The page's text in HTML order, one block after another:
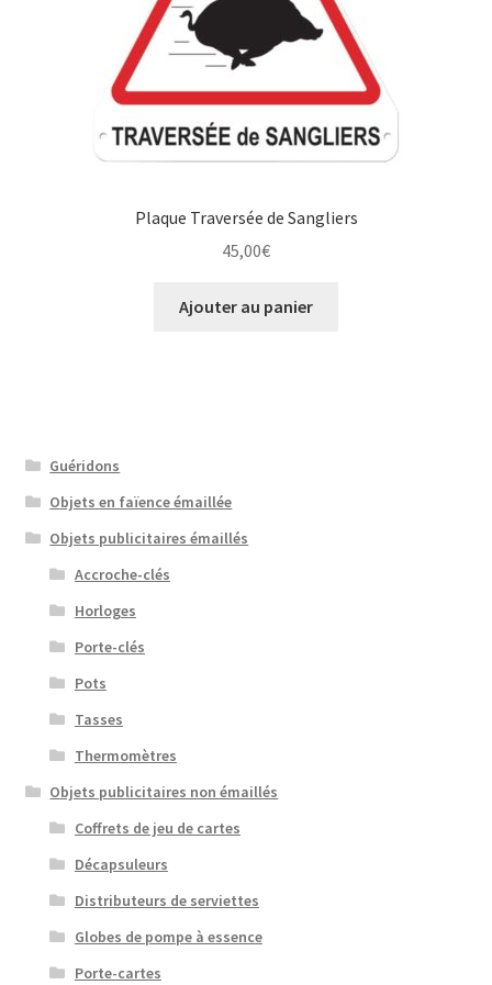
Plaque Traversée de Sangliers
45,00€
Ajouter au panier
Guéridons
Objets en faïence émaillée
Objets publicitaires émaillés
Accroche-clés
Horloges
Porte-clés
Pots
Tasses
Thermomètres
Objets publicitaires non émaillés
Coffrets de jeu de cartes
Décapsuleurs
Distributeurs de serviettes
Globes de pompe à essence
Porte-cartes